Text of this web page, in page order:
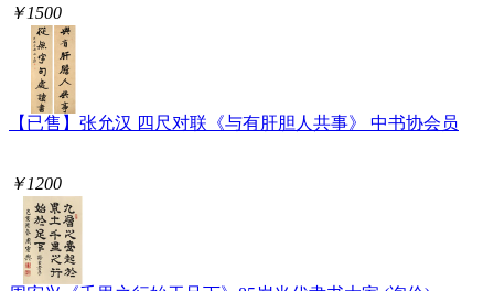
￥1500
【已售】张允汉 四尺对联《与有肝胆人共事》 中书协会员
￥1200